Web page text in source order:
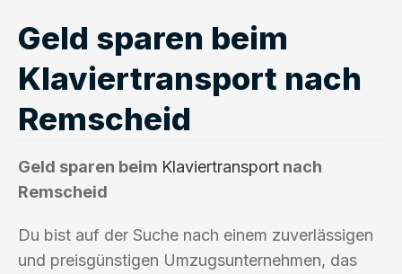
Geld sparen beim
Klaviertransport nach
Remscheid
Geld sparen beim Klaviertransport nach
Remscheid
Du bist auf der Suche nach einem zuverlässigen
und preisgünstigen Umzugsunternehmen, das